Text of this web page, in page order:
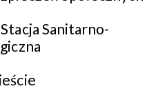
Sanitarno-